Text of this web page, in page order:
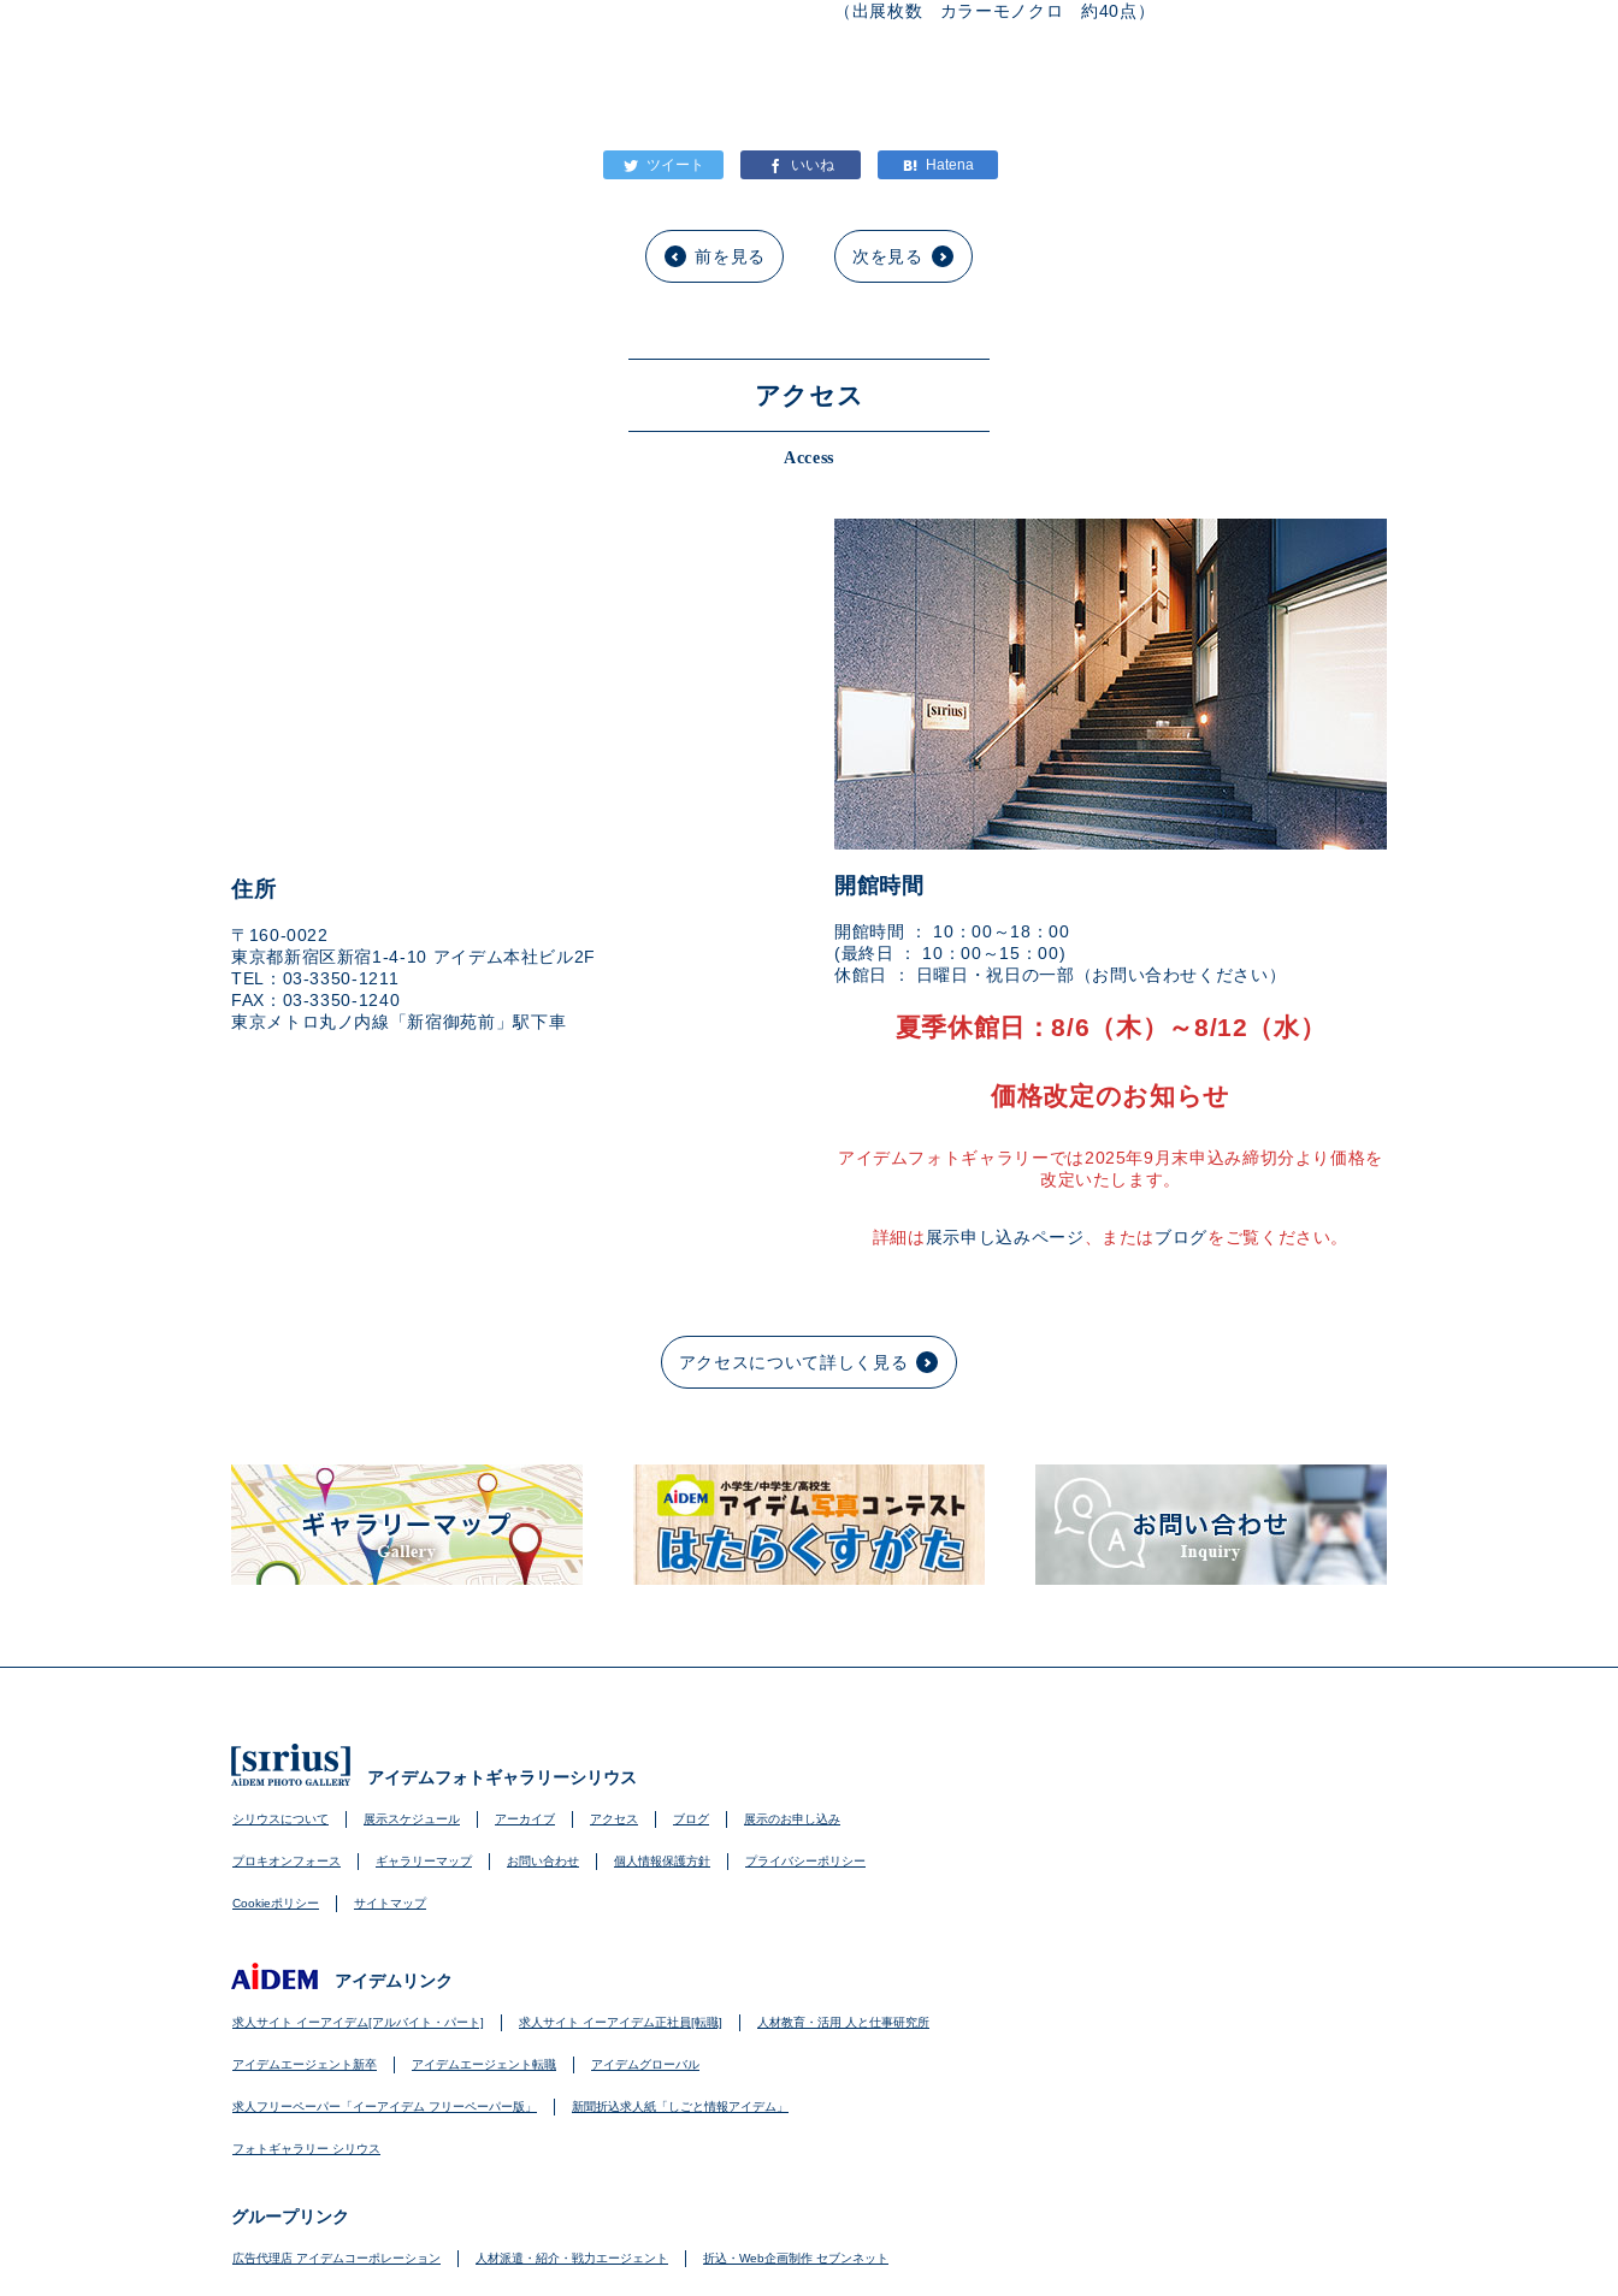
（出展枚数 カラーモノクロ 約40点）
前を見る 次を見る
アクセス
Access
住所
〒160-0022
東京都新宿区新宿1-4-10 アイデム本社ビル2F
TEL：03-3350-1211
FAX：03-3350-1240
東京メトロ丸ノ内線「新宿御苑前」駅下車
開館時間
開館時間 ： 10：00～18：00
(最終日 ： 10：00～15：00)
休館日 ： 日曜日・祝日の一部（お問い合わせください）
夏季休館日：8/6（木）～8/12（水）
価格改定のお知らせ
アイデムフォトギャラリーでは2025年9月末申込み締切分より価格を
改定いたします。
詳細は 展示申し込みページ 、またはブログをご覧ください。
アクセスについて詳しく見る
アイデムフォトギャラリーシリウス
シリウスについて 展示スケジュール アーカイブ アクセス ブログ 展示のお申し込み
プロキオンフォース ギャラリーマップ お問い合わせ 個人情報保護方針 プライバシーポリシー
Cookieポリシー サイトマップ
アイデムリンク
求人サイト イーアイデム[アルバイト・パート] 求人サイト イーアイデム正社員[転職] 人材教育・活用 人と仕事研究所
アイデムエージェント新卒 アイデムエージェント転職 アイデムグローバル
求人フリーペーパー「イーアイデム フリーペーパー版」 新聞折込求人紙「しごと情報アイデム」
フォトギャラリー シリウス
グループリンク
広告代理店 アイデムコーポレーション 人材派遣・紹介・戦力エージェント 折込・Web企画制作 セブンネット